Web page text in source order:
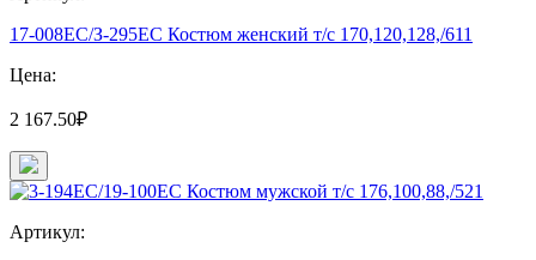
17-008ЕС/З-295ЕС Костюм женский т/с 170,120,128,/611
Цена:
2 167.50₽
Артикул: